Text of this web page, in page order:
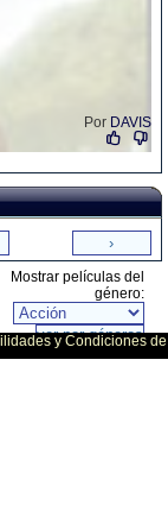
Por DAVIS
Mostrar películas del
género:
y Condiciones de